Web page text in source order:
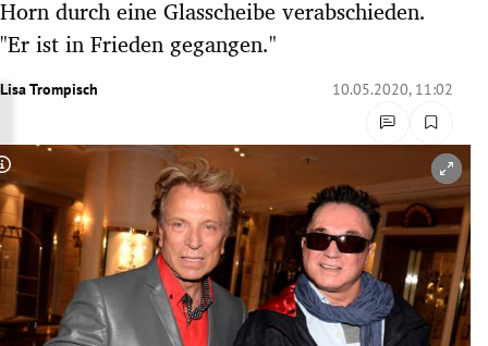
Untermenü
Untermenü
Untermenü
Untermenü
Untermenü
Horn durch eine Glasscheibe verabschieden.
"Er ist in Frieden gegangen."
Lisa Trompisch 10.05.2020, 11:02
Copyright-Hinweis öffnen/schließen